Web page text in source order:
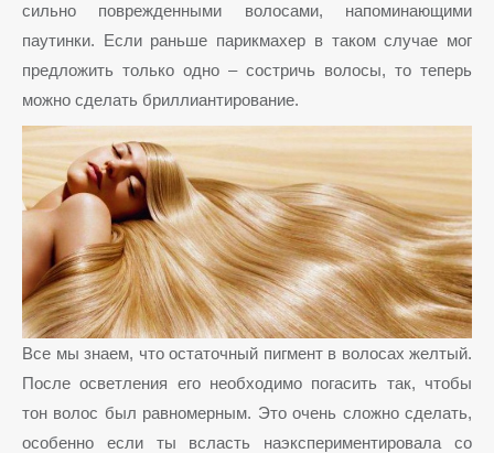
сильно поврежденными волосами, напоминающими
паутинки. Если раньше парикмахер в таком случае мог
предложить только одно – состричь волосы, то теперь
можно сделать бриллиантирование.
Все мы знаем, что остаточный пигмент в волосах желтый.
После осветления его необходимо погасить так, чтобы
тон волос был равномерным. Это очень сложно сделать,
особенно если ты всласть наэкспериментировала со